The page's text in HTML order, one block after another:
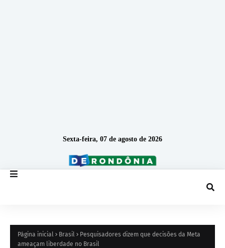
Sexta-feira, 07 de agosto de 2026
Página inicial Brasil
Pesquisadores dizem que decisões da Meta
ameaçam liberdade no Brasil